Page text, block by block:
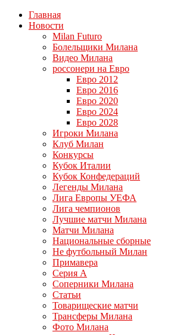
Главная
Новости
Milan Futuro
Болельщики Милана
Видео Милана
россонери на Евро
Евро 2012
Евро 2016
Евро 2020
Евро 2024
Евро 2028
Игроки Милана
Клуб Милан
Конкурсы
Кубок Италии
Кубок Конфедераций
Легенды Милана
Лига Европы УЕФА
Лига чемпионов
Лучшие матчи Милана
Матчи Милана
Национальные сборные
Не футбольный Милан
Примавера
Серия А
Соперники Милана
Статьи
Товарищеские матчи
Трансферы Милана
Фото Милана